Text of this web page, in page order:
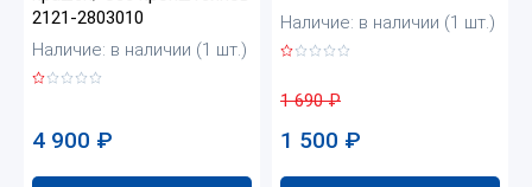
2121-2803010
Наличие: в наличии (1 шт.)
4 900 ₽
Наличие: в наличии (1 шт.)
1 690₽
1 500 ₽